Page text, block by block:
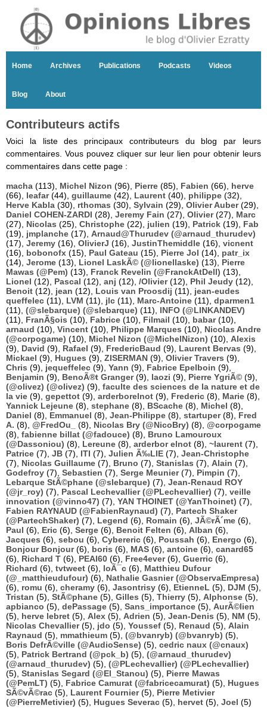
Home Archives Publications Podcasts Videos
Blog About
Contributeurs actifs
Voici la liste des principaux contributeurs du blog par leurs
commentaires. Vous pouvez cliquer sur leur lien pour obtenir leurs
commentaires dans cette page :
macha (113), Michel Nizon (96), Pierre (85), Fabien (66), herve
(66), leafar(44), guillaume (42), Laurent (40), philippe (32),
Herve Kabla (30), rthomas (30), Sylvain (29), Olivier Auber(29),
Daniel COHEN-ZARDI (28), Jeremy Fain (27), Olivier(27), Marc
(27), Nicolas (25), Christophe (22), julien (19), Patrick (19), Fab
(19), jmplanche (17), Arnaud@Thurudev (@arnaud_thurudev)
(17), Jeremy (16), OlivierJ (16), JustinThemiddle (16), vicnent
(16), bobonofx (15), Paul Gateau (15), Pierre Jol (14), patr_ix
(14), Jerome (13), Lionel LaskÃ© (@lionellaske) (13), Pierre
Mawas (@Pem) (13), Franck Revelin (@FranckAtDell) (13),
Lionel (12), Pascal (12), anj (12), /Olivier(12), Phil Jeudy (12),
Benoit (12), jean (12), Louis van Proosdij (11), jean-eudes
queffelec (11), LVM (11), jlc (11), Marc-Antoine (11), dparmen1
(11), (@slebarque) (@slebarque) (11), INFO (@LINKANDEV)
(11), FranÃ§ois (10), Fabrice (10), Filmail (10), babar(10),
arnaud (10), Vincent (10), Philippe Marques (10), Nicolas Andre
(@corpogame) (10), Michel Nizon (@MichelNizon) (10), Alexis
(9), David (9), Rafael (9), FredericBaud (9), Laurent Bervas (9),
Mickael (9), Hugues (9), ZISERMAN (9), Olivier Travers (9),
Chris (9), jequeffelec (9), Yann (9), Fabrice Epelboin (9),
Benjamin (9), BenoÃ®t Granger(9), laozi (9), Pierre YgriÃ© (9),
(@olivez) (@olivez) (9), faculte des sciences de la nature et de
la vie (9), gepettot (9), arderborelnot (9), Frederic (8), Marie (8),
Yannick Lejeune (8), stephane (8), BScache (8), Michel (8),
Daniel (8), Emmanuel (8), Jean-Philippe (8), startuper(8), Fred
A. (8), @FredOu_ (8), Nicolas Bry (@NicoBry) (8), @corpogame
(8), fabienne billat (@fadouce) (8), Bruno Lamouroux
(@Dassoniou) (8), Lereune (8), arderbor elnot (8), ~laurent (7),
Patrice (7), JB (7), ITI (7), Julien Ã‰LIE (7), Jean-Christophe
(7), Nicolas Guillaume (7), Bruno (7), Stanislas (7), Alain (7),
Godefroy (7), Sebastien (7), Serge Meunier(7), Pimpin (7),
Lebarque StÃ©phane (@slebarque) (7), Jean-Renaud ROY
(@jr_roy) (7), Pascal Lechevallier (@PLechevallier) (7), veille
innovation (@vinno47) (7), YAN THOINET (@YanThoinet) (7),
Fabien RAYNAUD (@FabienRaynaud) (7), Partech Shaker
(@PartechShaker) (7), Legend (6), Romain (6), JÃ©rÃ´me (6),
Paul (6), Eric (6), Serge (6), Benoit Felten (6), Alban (6),
Jacques (6), sebou (6), Cybereric (6), Poussah (6), Energo (6),
Bonjour Bonjour(6), boris (6), MAS (6), antoine (6), canard65
(6), Richard T (6), PEAI60 (6), Free4ever(6), Guerric (6),
Richard (6), tvtweet (6), loÃ¯c (6), Matthieu Dufour
(@_matthieudufour) (6), Nathalie Gasnier (@ObservaEmpresa)
(6), romu (6), cheramy (6), Jasontrisy (6), EtienneL (5), DJM (5),
Tristan (5), StÃ©phane (5), Gilles (5), Thierry (5), Alphonse (5),
apbianco (5), dePassage (5), Sans_importance (5), AurÃ©lien
(5), herve lebret (5), Alex (5), Adrien (5), Jean-Denis (5), NM (5),
Nicolas Chevallier(5), jdo (5), Youssef (5), Renaud (5), Alain
Raynaud (5), mmathieum (5), (@bvanryb) (@bvanryb) (5),
Boris DefrÃ©ville (@AudioSense) (5), cedric naux (@cnaux)
(5), Patrick Bertrand (@pck_b) (5), (@arnaud_thurudev)
(@arnaud_thurudev) (5), (@PLechevallier) (@PLechevallier)
(5), Stanislas Segard (@El_Stanou) (5), Pierre Mawas
(@PemLT) (5), Fabrice Camurat (@fabricecamurat) (5), Hugues
SÃ©vÃ©rac (5), Laurent Fournier(5), Pierre Metivier
(@PierreMetivier) (5), Hugues Severac (5), hervet (5), Joel (5)